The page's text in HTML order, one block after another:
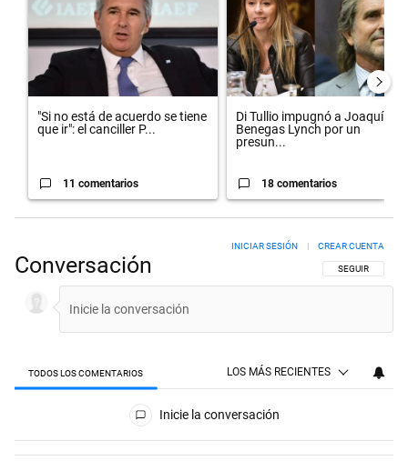
"Si no está de acuerdo se tiene
que ir": el canciller P...
11 comentarios
Di Tullio impugnó a Joaquín
Benegas Lynch por un
presun...
18 comentarios
Conversación SIGA ESTA
SEGUIR
INICIAR SESIÓN CREAR CUENTA
TODOS LOS COMENTARIOS LOS MÁS RECIENTES
Todos los comentarios
Inicie la conversación